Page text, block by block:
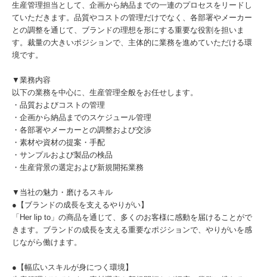
生産管理担当として、企画から納品までの一連のプロセスをリードし
ていただきます。品質やコストの管理だけでなく、各部署やメーカー
との調整を通じて、ブランドの理想を形にする重要な役割を担いま
す。裁量の大きいポジションで、主体的に業務を進めていただける環
境です。
▼業務内容
以下の業務を中心に、生産管理全般をお任せします。
・品質およびコストの管理
・企画から納品までのスケジュール管理
・各部署やメーカーとの調整および交渉
・素材や資材の提案・手配
・サンプルおよび製品の検品
・生産背景の選定および新規開拓業務
▼当社の魅力・磨けるスキル
●【ブランドの成長を支えるやりがい】
「Her lip to」の商品を通じて、多くのお客様に感動を届けることがで
きます。ブランドの成長を支える重要なポジションで、やりがいを感
じながら働けます。
●【幅広いスキルが身につく環境】